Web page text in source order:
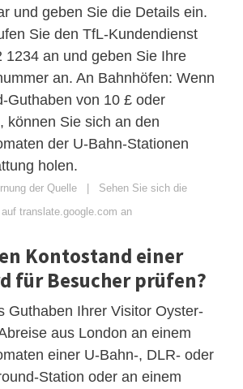
und geben Sie die Details ein.
Sie den TfL-Kundendienst
1234 an und geben Sie Ihre
an. An Bahnhöfen: Wenn
Guthaben von 10 £ oder
können Sie sich an den
der U-Bahn-Stationen
holen.
der Quelle | Sehen Sie sich die
translate.google.com an
Kontostand einer
für Besucher prüfen?
Guthaben Ihrer Visitor Oyster-
aus London an einem
einer U-Bahn-, DLR- oder
Station oder an einem